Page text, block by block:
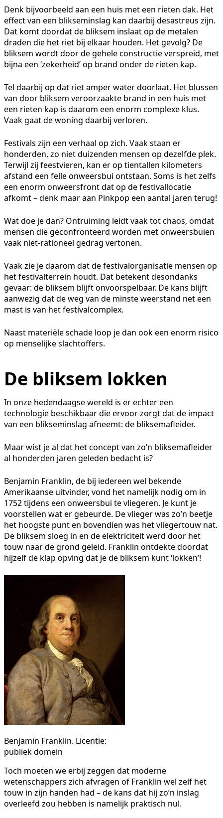
Denk bijvoorbeeld aan een huis met een rieten dak. Het
effect van een blikseminslag kan daarbij desastreus zijn.
Dat komt doordat de bliksem inslaat op de metalen
draden die het riet bij elkaar houden. Het gevolg? De
bliksem wordt door de gehele constructie verspreid, met
bijna een ‘zekerheid’ op brand onder de rieten kap.
Tel daarbij op dat riet amper water doorlaat. Het blussen
van door bliksem veroorzaakte brand in een huis met
een rieten kap is daarom een enorm complexe klus.
Vaak gaat de woning daarbij verloren.
Festivals zijn een verhaal op zich. Vaak staan er
honderden, zo niet duizenden mensen op dezelfde plek.
Terwijl zij feestvieren, kan er op tientallen kilometers
afstand een felle onweersbui ontstaan. Soms is het zelfs
een enorm onweersfront dat op de festivallocatie
afkomt – denk maar aan Pinkpop een aantal jaren terug!
Wat doe je dan? Ontruiming leidt vaak tot chaos, omdat
mensen die geconfronteerd worden met onweersbuien
vaak niet-rationeel gedrag vertonen.
Vaak zie je daarom dat de festivalorganisatie mensen op
het festivalterrein houdt. Dat betekent desondanks
gevaar: de bliksem blijft onvoorspelbaar. De kans blijft
aanwezig dat de weg van de minste weerstand net een
mast is van het festivalcomplex.
Naast materiële schade loop je dan ook een enorm risico
op menselijke slachtoffers.
De bliksem lokken
In onze hedendaagse wereld is er echter een
technologie beschikbaar die ervoor zorgt dat de impact
van een blikseminslag afneemt: de bliksemafleider.
Maar wist je al dat het concept van zo’n bliksemafleider
al honderden jaren geleden bedacht is?
Benjamin Franklin, de bij iedereen wel bekende
Amerikaanse uitvinder, vond het namelijk nodig om in
1752 tijdens een onweersbui te vliegeren. Je kunt je
voorstellen wat er gebeurde. De vlieger was zo’n beetje
het hoogste punt en bovendien was het vliegertouw nat.
De bliksem sloeg in en de elektriciteit werd door het
touw naar de grond geleid. Franklin ontdekte doordat
hijzelf de klap opving dat je de bliksem kunt ‘lokken’!
Benjamin Franklin. Licentie:
publiek domein
Toch moeten we erbij zeggen dat moderne
wetenschappers zich afvragen of Franklin wel zelf het
touw in zijn handen had – de kans dat hij zo’n inslag
overleefd zou hebben is namelijk praktisch nul.